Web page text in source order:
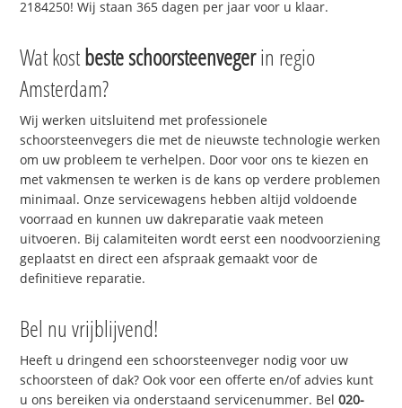
2184250! Wij staan 365 dagen per jaar voor u klaar.
Wat kostbeste schoorsteenvegerin regio
Amsterdam?
Wij werken uitsluitend met professionele
schoorsteenvegers die met de nieuwste technologie werken
om uw probleem te verhelpen. Door voor ons te kiezen en
met vakmensen te werken is de kans op verdere problemen
minimaal. Onze servicewagens hebben altijd voldoende
voorraad en kunnen uw dakreparatie vaak meteen
uitvoeren. Bij calamiteiten wordt eerst een noodvoorziening
geplaatst en direct een afspraak gemaakt voor de
definitieve reparatie.
Bel nu vrijblijvend!
Heeft u dringend een schoorsteenveger nodig voor uw
schoorsteen of dak? Ook voor een offerte en/of advies kunt
u ons bereiken via onderstaand servicenummer. Bel020-